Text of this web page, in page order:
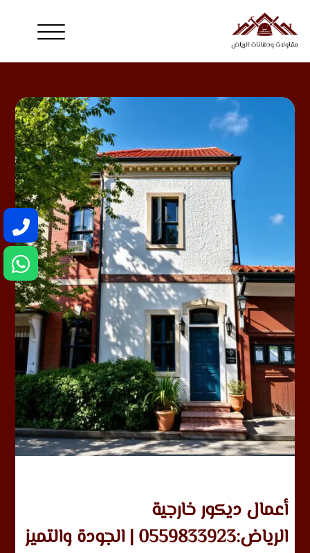
أعمال ديكور خارجية
الرياض:0559833923 | الجودة والتميز